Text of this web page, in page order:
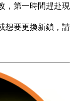
，第一時間趕赴現
想要更換新鎖，請